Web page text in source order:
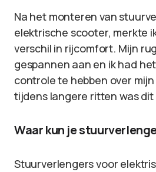
Na het monteren van
elektrische scooter, merkte
verschil in rijcomfort. Mijn
gespannen aan en ik had
controle te hebben over
tijdens langere ritten was
Waar kun je
Stuurverlengers voor